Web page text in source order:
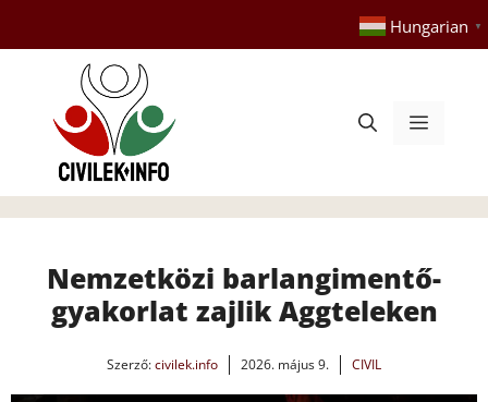
tartalomba
Hungarian ▼
Menü
Nemzetközi barlangimentő-
gyakorlat zajlik Aggteleken
Szerző:civilek.info 2026. május 9. CIVIL